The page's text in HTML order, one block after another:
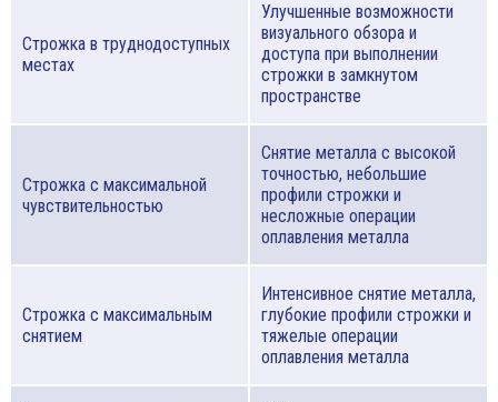
Строжка в труднодоступных
местах
Улучшенные возможности
визуального обзора и
доступа при выполнении
строжки в замкнутом
пространстве
Строжка с максимальной
чувствительностью
Снятие металла с высокой
точностью, небольшие
профили строжки и
несложные операции
оплавления металла
Строжка с максимальным
снятием
Интенсивное снятие металла,
глубокие профили строжки и
тяжелые операции
оплавления металла